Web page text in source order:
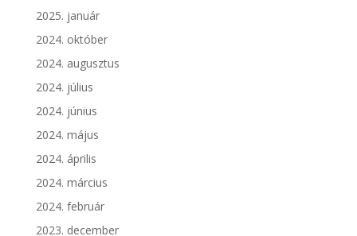
2025. január
2024. október
2024. augusztus
2024. július
2024. június
2024. május
2024. április
2024. március
2024. február
2023. december